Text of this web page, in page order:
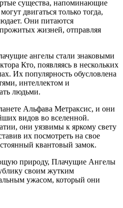
существа, напоминающие
двигаться только тогда,
Они питаются
жизней, отправляя
ангелы стали знаковыми
Кто, появляясь в нескольких
Их популярность обусловлена
интеллектом и
людьми.
Альфава Метраксис, и они
видов во вселенной.
они уязвимы к яркому свету
их посмотреть на свое
квантовый замок.
природу, Плачущие Ангелы
своим жутким
ужасом, который они